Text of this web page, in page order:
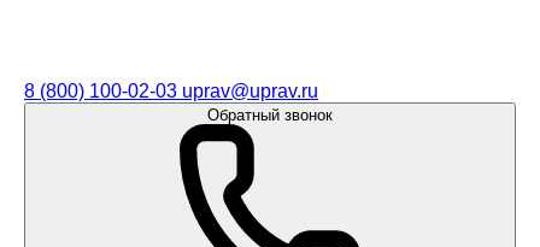
8 (800) 100-02-03 uprav@uprav.ru
Обратный звонок